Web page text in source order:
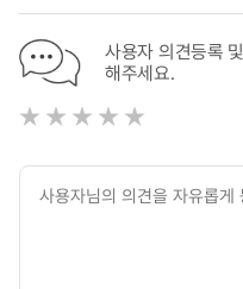
사용자 의견등록
해주세요.